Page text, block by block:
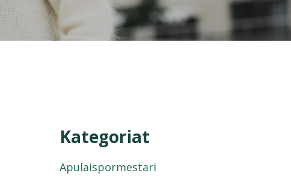
Kategoriat
Apulaispormestari